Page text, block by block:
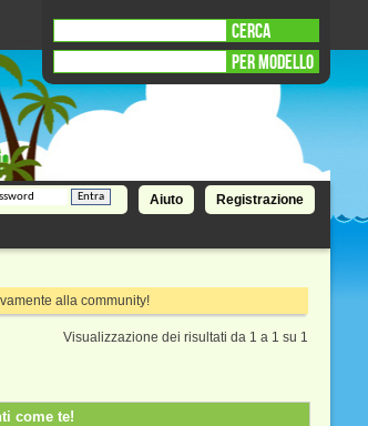
CERCA
PER MODELLO
Registrazione
Aiuto
alla community!
Visualizzazione dei risultati da 1 a 1 su 1
come te!